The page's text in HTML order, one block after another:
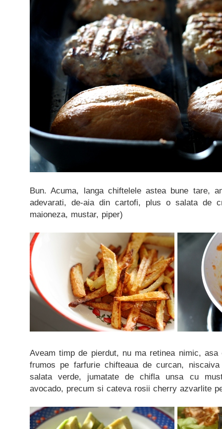
Bun. Acuma, langa chiftelele astea bune tare,
adevarati, de-aia din cartofi, plus o salata de
maioneza, mustar, piper)
Aveam timp de pierdut, nu ma retinea nimic,
frumos pe farfurie chifteaua de curcan,
salata verde, jumatate de chifla unsa cu
avocado, precum si cateva rosii cherry azvarlite